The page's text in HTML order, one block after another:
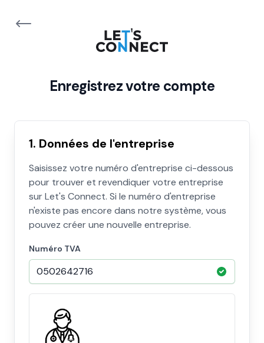
Enregistrez votre compte
1. Données de l'entreprise
Saisissez votre numéro d'entreprise ci-dessous
pour trouver et revendiquer votre entreprise
sur Let's Connect. Si le numéro d'entreprise
n'existe pas encore dans notre système, vous
pouvez créer une nouvelle entreprise.
Numéro TVA